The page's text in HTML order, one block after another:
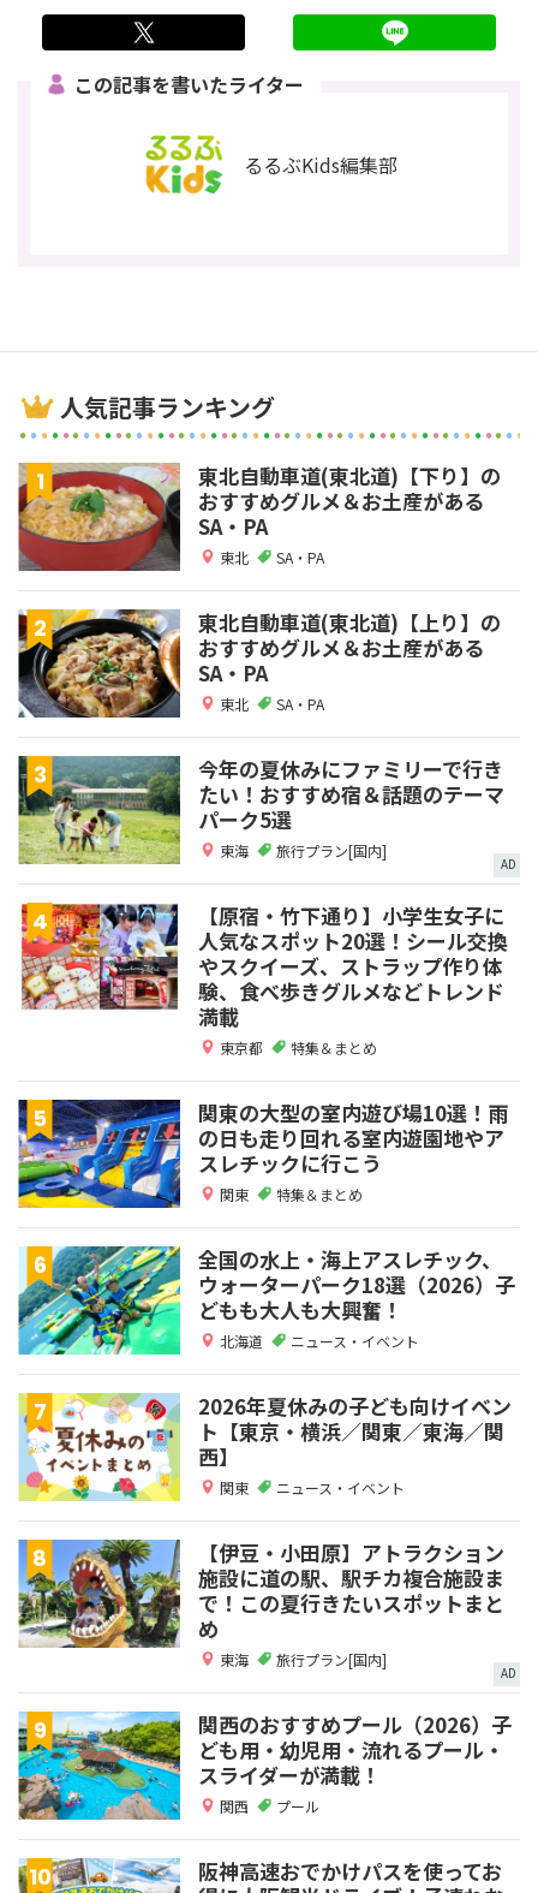
この記事を書いたライター
るるぶKids編集部
人気記事ランキング
東北自動車道(東北道)【下り】の
おすすめグルメ＆お土産がある
SA・PA
東北 SA・PA
東北自動車道(東北道)【上り】の
おすすめグルメ＆お土産がある
SA・PA
東北 SA・PA
今年の夏休みにファミリーで行き
たい！おすすめ宿＆話題のテーマ
パーク5選
東海 旅行プラン[国内]
AD
【原宿・竹下通り】小学生女子に
人気なスポット20選！シール交換
やスクイーズ、ストラップ作り体
験、食べ歩きグルメなどトレンド
満載
東京都 特集＆まとめ
関東の大型の室内遊び場10選！雨
の日も走り回れる室内遊園地やア
スレチックに行こう
関東 特集＆まとめ
全国の水上・海上アスレチック、
ウォーターパーク18選（2026）子
どもも大人も大興奮！
北海道 ニュース・イベント
2026年夏休みの子ども向けイベン
ト【東京・横浜／関東／東海／関
西】
関東 ニュース・イベント
【伊豆・小田原】アトラクション
施設に道の駅、駅チカ複合施設ま
で！この夏行きたいスポットまと
め
東海 旅行プラン[国内]
AD
関西のおすすめプール（2026）子
ども用・幼児用・流れるプール・
スライダーが満載！
関西 プール
阪神高速おでかけパスを使ってお